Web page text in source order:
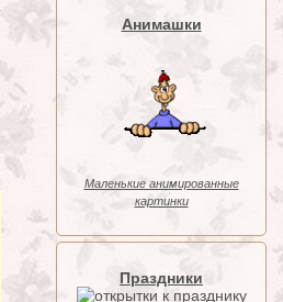
Анимашки
Маленькие анимированные
картинки
Праздники